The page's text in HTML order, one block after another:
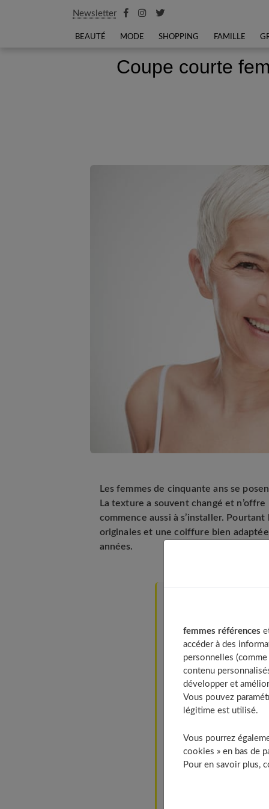
Newsletter
BEAUTÉ MODE SHOPPING FAMILLE
Coupe courte
Les femmes de cinquante ans se
La texture a souvent changé et
commence aussi à s’installer.
originales et une coiffure bien
années.
Nos conseils pour
Redessiner l’ovale du
La frange : idéale
Essayez le court
Effilez les longueurs
Adoucissez la nuque
N’hésitez pas à
femmes références
accéder à des
personnelles
contenu
développer et
Vous pouvez
légitime est utilisé.
Vous pourrez
cookies » en bas de
Pour en savoir plus,